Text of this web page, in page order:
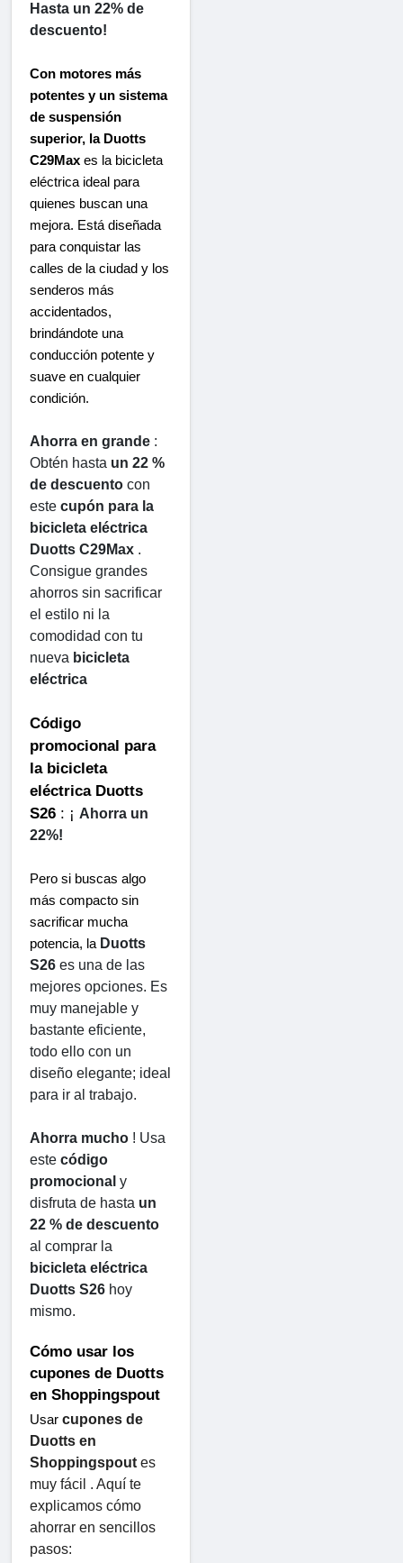
Hasta un 22% de
descuento!
Con motores más
potentes y un sistema
de suspensión
superior, la Duotts ​​
C29Max es la bicicleta
eléctrica ideal para
quienes buscan una
mejora. Está diseñada
para conquistar las
calles de la ciudad y los
senderos más
accidentados,
brindándote una
conducción potente y
suave en cualquier
condición.
Ahorra en grande :
Obtén hasta un 22 %
de descuento con
este cupón para la
bicicleta eléctrica
Duotts ​​C29Max .
Consigue grandes
ahorros sin sacrificar
el estilo ni la
comodidad con tu
nueva bicicleta
eléctrica
Código
promocional para
la bicicleta
eléctrica Duotts ​​
S26 : ¡ Ahorra un
22%!
Pero si buscas algo
más compacto sin
sacrificar mucha
potencia, la Duotts ​​
S26 es una de las
mejores opciones. Es
muy manejable y
bastante eficiente,
todo ello con un
diseño elegante; ideal
para ir al trabajo.
Ahorra mucho ! Usa
este código
promocional y
disfruta de hasta un
22 % de descuento
bicicleta eléctrica
Duotts ​​S26 hoy
mismo.
Cómo usar los
cupones de Duotts ​​
en Shoppingspout
Usar cupones de
Duotts ​​en
Shoppingspout es
muy fácil . Aquí te
explicamos cómo
ahorrar en sencillos
pasos: